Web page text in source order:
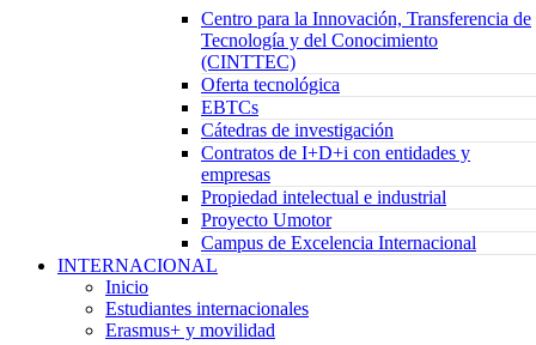
Centro para la Innovación, Transferencia de
Tecnología y del Conocimiento
(CINTTEC)
Oferta tecnológica
EBTCs
Cátedras de investigación
Contratos de I+D+i con entidades y
empresas
Propiedad intelectual e industrial
Proyecto Umotor
Campus de Excelencia Internacional
INTERNACIONAL
Inicio
Estudiantes internacionales
Erasmus+ y movilidad